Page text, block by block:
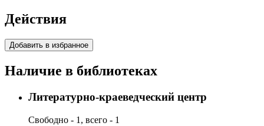
Действия
Добавить в избранное
Наличие в библиотеках
Литературно-краеведческий центр
Свободно - 1, всего - 1